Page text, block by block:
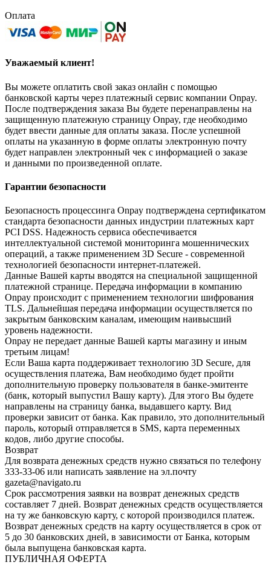
Оплата
Уважаемый клиент!
Вы можете оплатить свой заказ онлайн с помощью
банковской карты через платежный сервис компании Onpay.
После подтверждения заказа Вы будете перенаправлены на
защищенную платежную страницу Onpay, где необходимо
будет ввести данные для оплаты заказа. После успешной
оплаты на указанную в форме оплаты электронную почту
будет направлен электронный чек с информацией о заказе
и данными по произведенной оплате.
Гарантии безопасности
Безопасность процессинга Onpay подтверждена сертификатом
стандарта безопасности данных индустрии платежных карт
PCI DSS. Надежность сервиса обеспечивается
интеллектуальной системой мониторинга мошеннических
операций, а также применением 3D Secure - современной
технологией безопасности интернет-платежей.
Данные Вашей карты вводятся на специальной защищенной
платежной странице. Передача информации в компанию
Onpay происходит с применением технологии шифрования
TLS. Дальнейшая передача информации осуществляется по
закрытым банковским каналам, имеющим наивысший
уровень надежности.
Onpay не передает данные Вашей карты магазину и иным
третьим лицам!
Если Ваша карта поддерживает технологию 3D Secure, для
осуществления платежа, Вам необходимо будет пройти
дополнительную проверку пользователя в банке-эмитенте
(банк, который выпустил Вашу карту). Для этого Вы будете
направлены на страницу банка, выдавшего карту. Вид
проверки зависит от банка. Как правило, это дополнительный
пароль, который отправляется в SMS, карта переменных
кодов, либо другие способы.
Возврат
Для возврата денежных средств нужно связаться по телефону
333-33-06 или написать заявление на эл.почту
gazeta@navigato.ru
Срок рассмотрения заявки на возврат денежных средств
составляет 7 дней. Возврат денежных средств осуществляется
на ту же банковскую карту, с которой производился платеж.
Возврат денежных средств на карту осуществляется в срок от
5 до 30 банковских дней, в зависимости от Банка, которым
была выпущена банковская карта.
ПУБЛИЧНАЯ ОФЕРТА